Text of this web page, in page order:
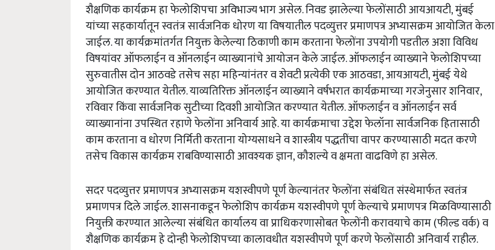
शैक्षणिककार्यक्रमहाफेलोशिपचाअविभाज्यभागअसेल.निवडझालेल्याफेलोंसाठीआयआयटी,मुंबई
यांच्यासहकार्यातूनस्वतंत्रसार्वजनिकधोरणयाविषयातीलपदव्युत्तरप्रमाणपत्रअभ्यासक्रमआयोजितकेला
जाईल.याकार्यक्रमांतर्गतनियुक्तकेलेल्याठिकाणीकामकरतानाफेलोंनाउपयोगीपडतीलअशाविविध
विषयांवरऑफलाईनवऑनलाईनव्याख्यानांचेआयोजनकेलेजाईल.ऑफलाईनव्याख्यानेफेलोशिपच्या
सुरुवातीसदोनआठवडेतसेचसहामहिन्यांनंतरवशेवटीप्रत्येकीएकआठवडा,आयआयटी,मुंबईयेथे
आयोजितकरण्यातयेतील.याव्यतिरिक्तऑनलाईनव्याख्यानेवर्षभरातकार्यक्रमाच्यागरजेनुसारशनिवार,
रविवारकिंवासार्वजनिकसुटीच्यादिवशीआयोजितकरण्यातयेतील.ऑफलाईनवऑनलाईनसर्व
व्याख्यानांनाउपस्थितरहाणेफेलोंनाअनिवार्यआहे.याकार्यक्रमाचाउद्देशफेलॉनासार्वजनिकहितासाठी
कामकरतानावधोरणनिर्मितीकरतानायोग्यसाधनेवशास्त्रीयपद्धतींचावापरकरण्यासाठीमदतकरणे
तसेचविकासकार्यक्रमराबविण्यासाठीआवश्यकज्ञान,कौशल्येवक्षमतावाढविणेहाअसेल.
सदरपदव्युत्तरप्रमाणपत्रअभ्यासक्रमयशस्वीपणेपूर्णकेल्यानंतरफेलोंनासंबंधितसंस्थेमार्फतस्वतंत्र
प्रमाणपत्रदिलेजाईल.शासनाकडूनफेलोशिपकार्यक्रमयशस्वीपणेपूर्णकेल्याचेप्रमाणपत्रमिळविण्यासाठी
नियुक्तीकरण्यातआलेल्यासंबंधितकार्यालयवाप्राधिकरणासोबतफेलोंनीकरावयाचेकाम(फील्डवर्क)व
शैक्षणिककार्यक्रमहेदोन्हीफेलोशिपच्याकालावधीतयशस्वीपणेपूर्णकरणेफेलोंसाठीअनिवार्यराहील.